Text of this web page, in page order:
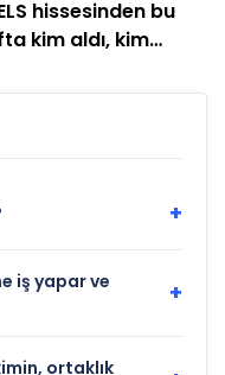
hissesinden bu
kim aldı, kim
+
iş yapar ve
+
kimin, ortaklık